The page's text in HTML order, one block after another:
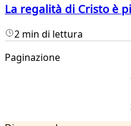
La regalità di Cristo è
2 min di lettura
Paginazione